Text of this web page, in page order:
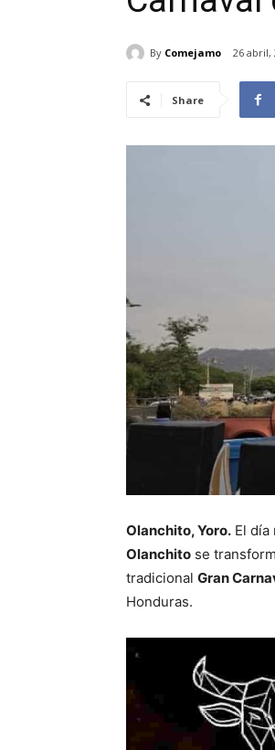
By Comejamo 26 abril,
Share
Olanchito, Yoro. El
Olanchito se
tradicional Gran
Honduras.